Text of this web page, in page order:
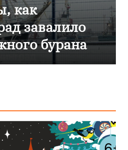
как в
ТЦ из-за
о